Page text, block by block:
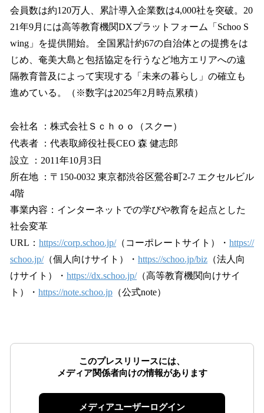
会員数は約120万人、累計導入企業数は4,000社を突破。20
21年9月には高等教育機関DXプラットフォーム「Schoo S
wing」を提供開始。 全国累計約67の自治体との提携をは
じめ、奄美大島と包括協定を行うなど地方エリアへの遠
隔教育普及によって実現する「未来の暮らし」の確立も
進めている。（※数字は2025年2月時点累積）
会社名 ：株式会社Ｓｃｈｏｏ（スクー）
代表者 ：代表取締役社長CEO 森 健志郎
設立 ：2011年10月3日
所在地 ：〒150-0032 東京都渋谷区鶯谷町2-7 エクセルビル
4階
事業内容：インターネットでの学びや教育を起点とした
社会変革
URL： https://corp.schoo.jp/（コーポレートサイト）・ https://
schoo.jp/（個人向けサイト）・ https://schoo.jp/biz （法人向
けサイト）・ https://dx.schoo.jp/（高等教育機関向けサイ
ト）・ https://note.schoo.jp （公式note）
このプレスリリースには、
メディア関係者向けの情報があります
メディアユーザーログイン